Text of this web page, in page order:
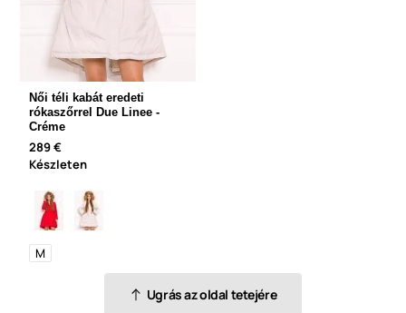
Női téli kabát eredeti
rókaszőrrel Due Linee -
Créme
289 €
Készleten
M
Ugrás az oldal tetejére